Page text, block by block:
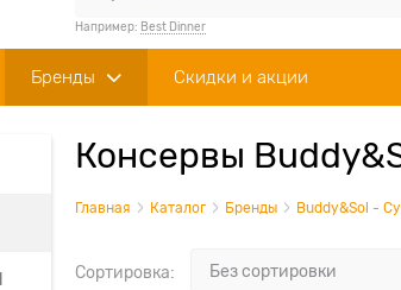
Например: Best Dinner
Бренды Скидки и акции
Консервы
Главная Каталог Бренды Buddy&Sol -
Сортировка: